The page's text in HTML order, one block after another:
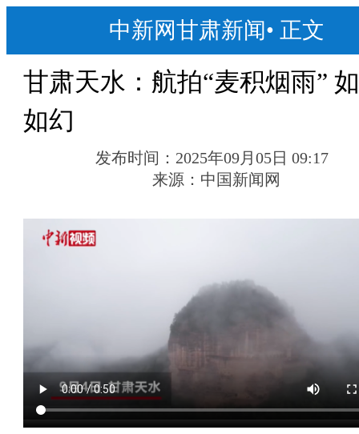
中新网甘肃新闻• 正文
甘肃天水：航拍“麦积烟雨”
如幻
发布时间： 2025年09月05日 09:17
来源： 中国新闻网